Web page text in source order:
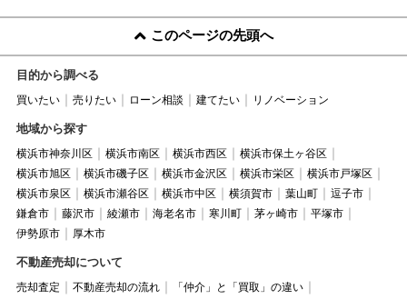
このページの先頭へ
目的から調べる
買いたい 売りたい ローン相談 建てたい リノベーション
地域から探す
横浜市神奈川区 横浜市南区 横浜市西区
横浜市保土ヶ谷区
横浜市旭区
横浜市磯子区 横浜市金沢区 横浜市栄区
横浜市戸塚区
横浜市泉区
横浜市瀬谷区 横浜市中区 横須賀市 葉山町
逗子市
鎌倉市
藤沢市 綾瀬市 海老名市 寒川町 茅ヶ崎市
平塚市
伊勢原市
厚木市
不動産売却について
売却査定 不動産売却の流れ
「仲介」と「買取」の違い